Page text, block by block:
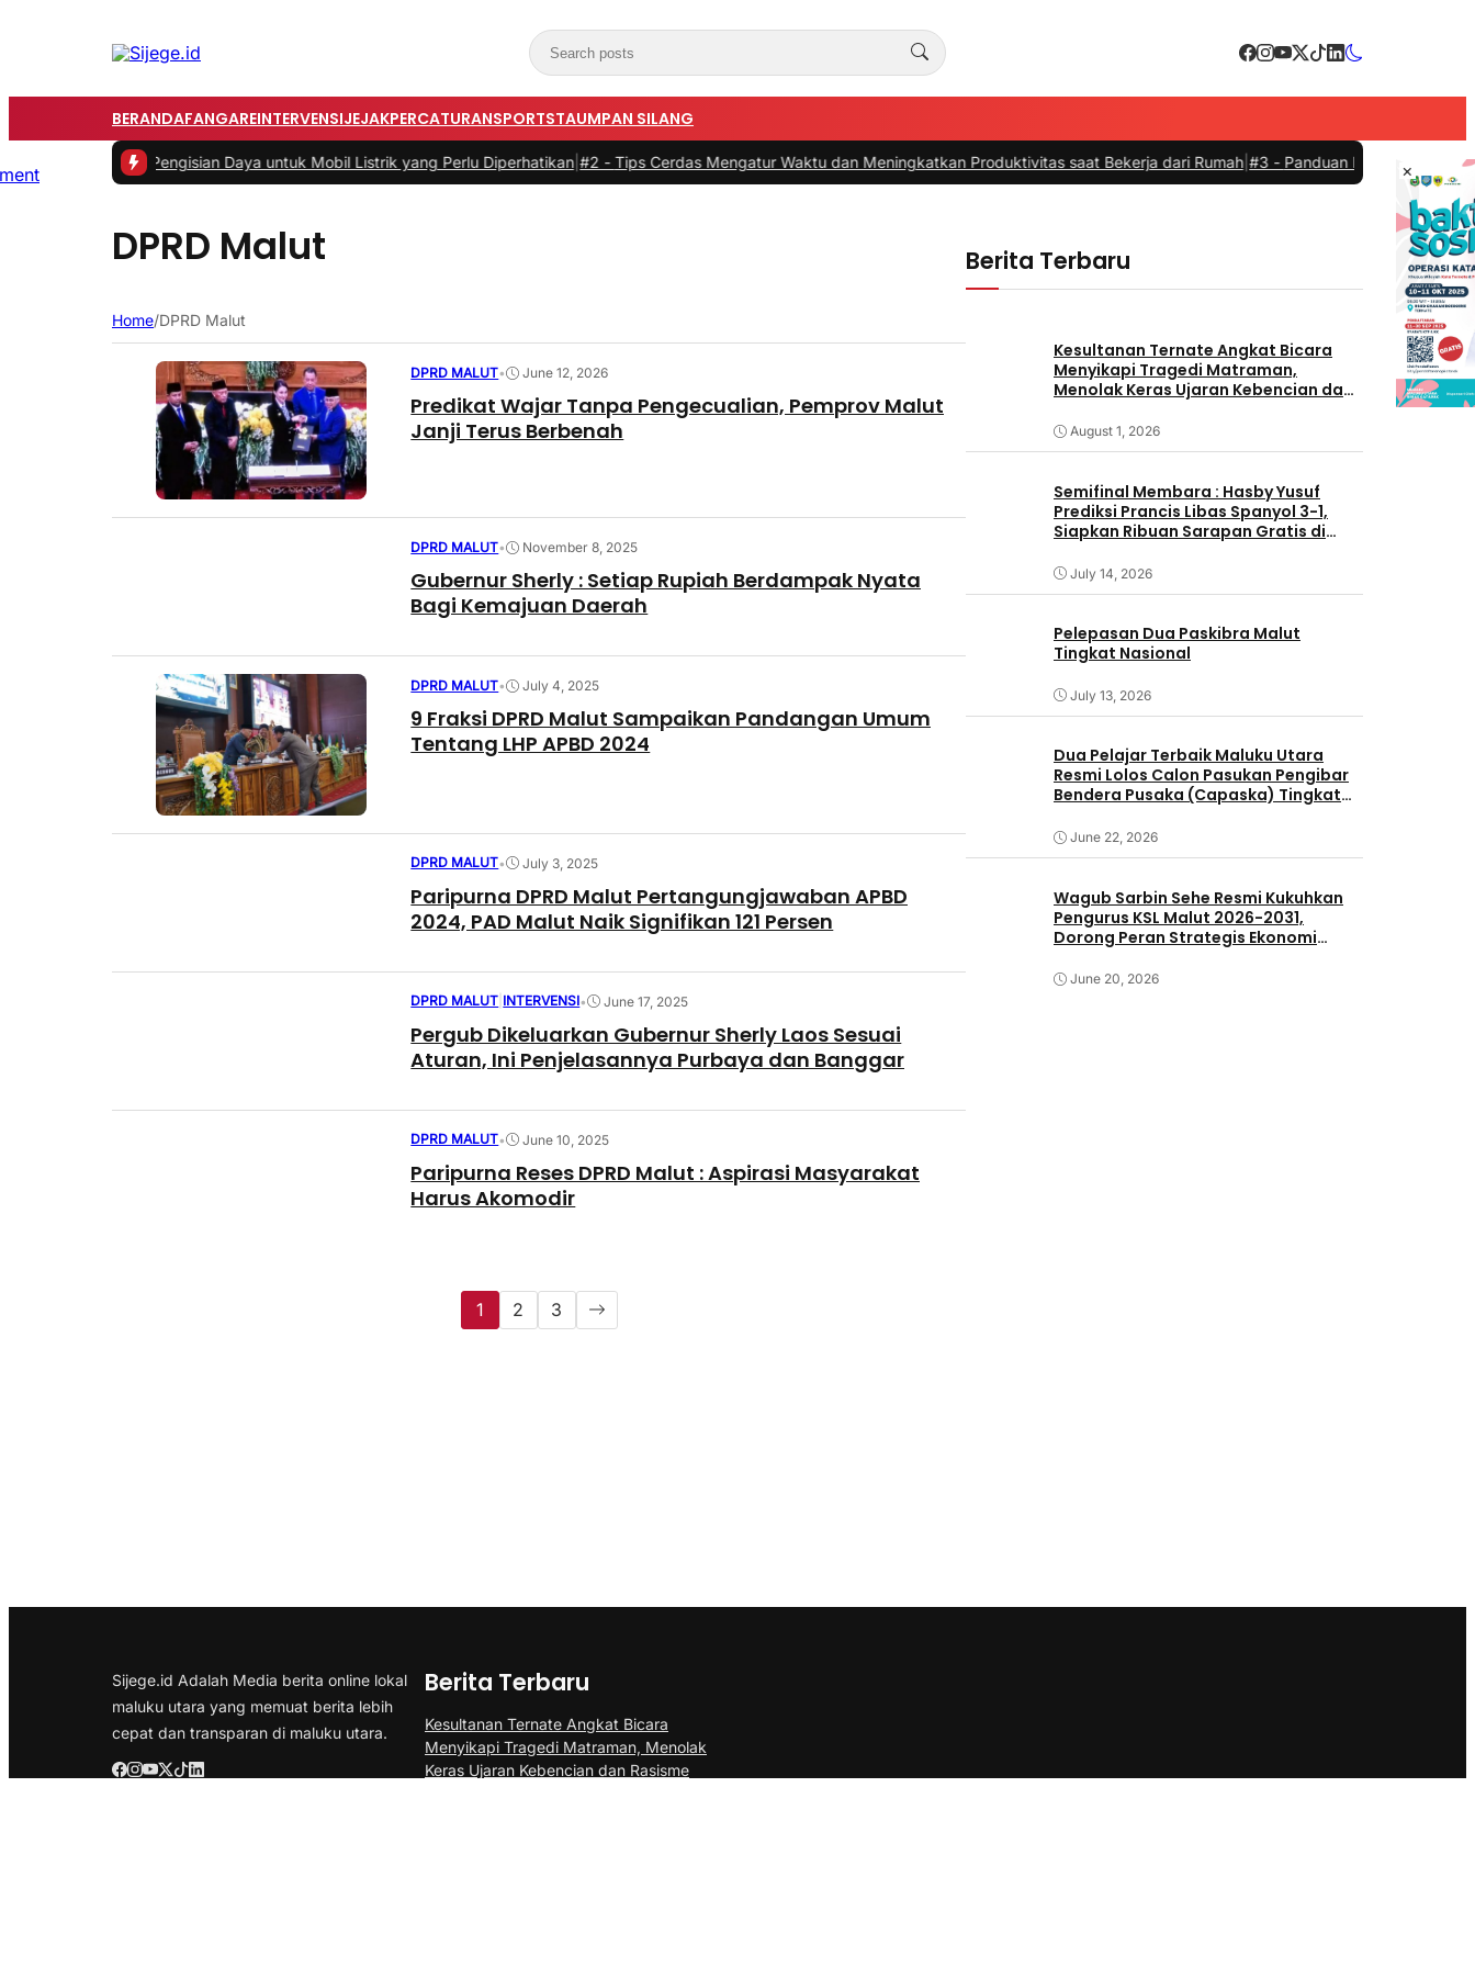
BERANDAFANGAREINTERVENSIJEJAKPERCATURANSPORTSTAUMPAN SILANG
Infrastruktur Pengisian Daya untuk Mobil Listrik yang Perlu Diperhatikan|#2 - Tips Cerdas Mengatur Waktu dan Meningkatkan Produktivitas saat Bekerja dari Rumah|#3 - Panduan Belanja Online
DPRD Malut
Home/DPRD Malut
DPRD MALUT• June 12, 2026
Predikat Wajar Tanpa Pengecualian, Pemprov Malut
Janji Terus Berbenah
DPRD MALUT• November 8, 2025
Gubernur Sherly : Setiap Rupiah Berdampak Nyata
Bagi Kemajuan Daerah
DPRD MALUT• July 4, 2025
9 Fraksi DPRD Malut Sampaikan Pandangan Umum
Tentang LHP APBD 2024
DPRD MALUT• July 3, 2025
Paripurna DPRD Malut Pertangungjawaban APBD
2024, PAD Malut Naik Signifikan 121 Persen
DPRD MALUT INTERVENSI• June 17, 2025
Pergub Dikeluarkan Gubernur Sherly Laos Sesuai
Aturan, Ini Penjelasannya Purbaya dan Banggar
DPRD MALUT• June 10, 2025
Paripurna Reses DPRD Malut : Aspirasi Masyarakat
Harus Akomodir
1 2 3
Berita Terbaru
Kesultanan Ternate Angkat Bicara
Menyikapi Tragedi Matraman,
Menolak Keras Ujaran Kebencian dan
August 1, 2026
Semifinal Membara : Hasby Yusuf
Prediksi Prancis Libas Spanyol 3-1,
Siapkan Ribuan Sarapan Gratis di
July 14, 2026
Pelepasan Dua Paskibra Malut
Tingkat Nasional
July 13, 2026
Dua Pelajar Terbaik Maluku Utara
Resmi Lolos Calon Pasukan Pengibar
Bendera Pusaka (Capaska) Tingkat
June 22, 2026
Wagub Sarbin Sehe Resmi Kukuhkan
Pengurus KSL Malut 2026-2031,
Dorong Peran Strategis Ekonomi
June 20, 2026
Sijege.id Adalah Media berita online lokal
maluku utara yang memuat berita lebih
cepat dan transparan di maluku utara.
Berita Terbaru
Kesultanan Ternate Angkat Bicara
Menyikapi Tragedi Matraman, Menolak
Keras Ujaran Kebencian dan Rasisme
×